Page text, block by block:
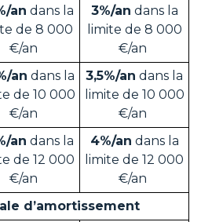
an dans la
de 8 000
€/an
3%/an dans la
limite de 8 000
€/an
an dans la
de 10 000
€/an
3,5%/an dans la
limite de 10 000
€/an
an dans la
de 12 000
€/an
4%/an dans la
limite de 12 000
€/an
d’amortissement